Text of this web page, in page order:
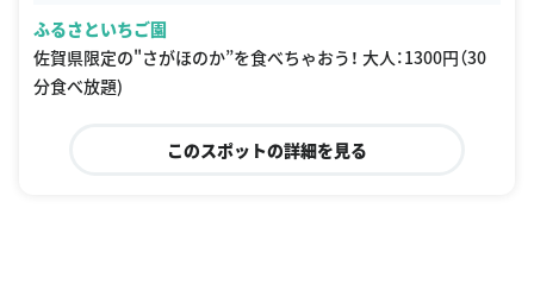
ふるさといちご園
佐賀県限定の"さがほのか”を食べちゃおう！ 大人：1300円（30
分食べ放題)
このスポットの詳細を見る